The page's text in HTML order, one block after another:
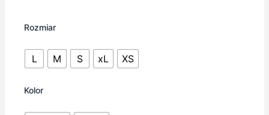
Rozmiar
L M S xL XS
Kolor